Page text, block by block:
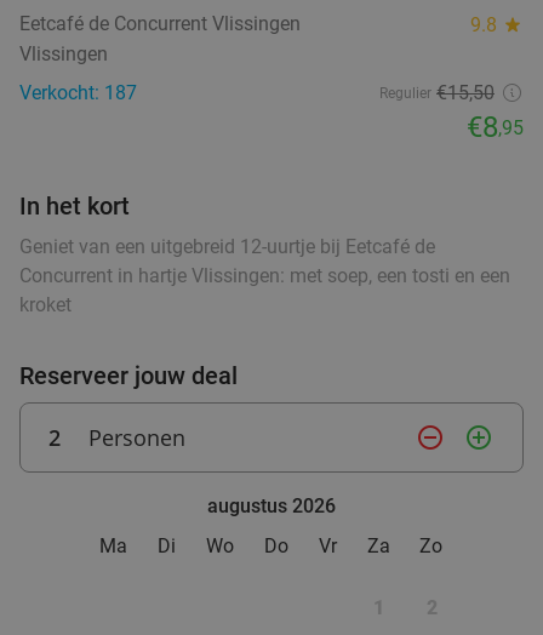
44%
Ontbijt of 12-uurtje of burger met friet en
salade
Vandaag Morgen
9.8
Verkocht: 42
De Pooter Olie
Terneuzen directions_car
,50
Eetcafé de Concurrent Vlissingen 9.8 star
Vlissingen
Verkocht: 187
Regulier €15,50
€8,95
In het kort
Geniet van een uitgebreid 12-uurtje bij Eetcafé de
Concurrent in hartje Vlissingen: met soep, een tosti en een
kroket
Reserveer jouw deal
2 Personen remove_circle_outline add_circle_outline
augustus 2026
Ma
Di Wo Do Vr Za Zo
1 2